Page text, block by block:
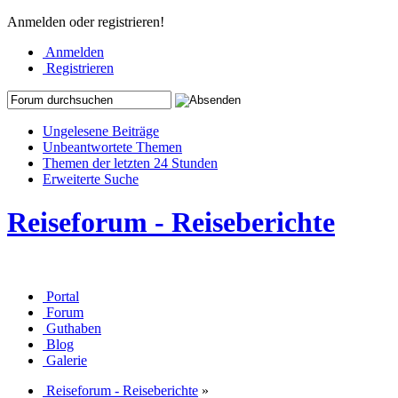
Anmelden oder registrieren!
Anmelden
Registrieren
Ungelesene Beiträge
Unbeantwortete Themen
Themen der letzten 24 Stunden
Erweiterte Suche
Reiseforum - Reiseberichte
Portal
Forum
Guthaben
Blog
Galerie
Reiseforum - Reiseberichte »